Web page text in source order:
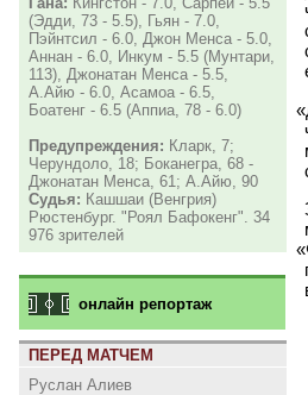
«
«
(Эдди, 73 - 5.5), Гьян - 7.0,
Пэйнтсил - 6.0, Джон Менса - 5.0,
Аннан - 6.0, Инкум - 5.5 (Мунтари,
113), Джонатан Менса - 5.5,
А.Айю - 6.0, Асамоа - 6.5,
Боатенг - 6.5 (Аппиа, 78 - 6.0)
Предупреждения: Кларк, 7;
Черундоло, 18; Боканегра, 68 -
Джонатан Менса, 61; А.Айю, 90
Судья: Кашшаи (Венгрия)
Рюстенбург. "Роял Бафокенг". 34
976 зрителей
онлайн репортаж
ПЕРЕД МАТЧЕМ
Руслан Алиев